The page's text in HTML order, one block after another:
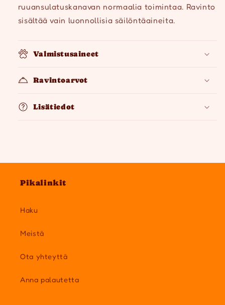
ruuansulatuskanavan normaalia toimintaa. Ravinto
sisältää vain luonnollisia säilöntäaineita.
Valmistusaineet
Ravintoarvot
Lisätiedot
Pikalinkit
Haku
Meistä
Ota yhteyttä
Anna palautetta